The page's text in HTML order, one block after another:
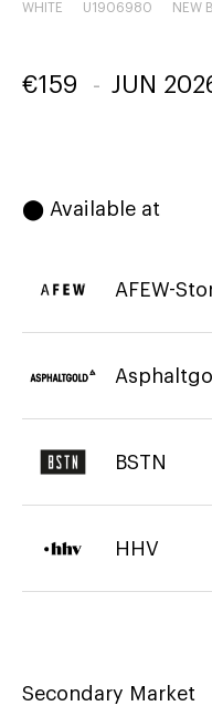
WHITE U1906980 NEW
€159 - JUN
⬤ Available at
AFEW-
BSTN
HHV
Secondary Market